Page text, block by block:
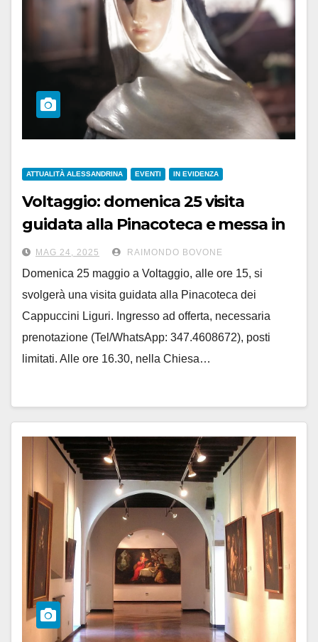
ATTUALITÀ ALESSANDRINA EVENTI IN EVIDENZA
Voltaggio: domenica 25 visita
guidata alla Pinacoteca e messa in
genovese per Santa Rita
MAG 24, 2025 RAIMONDO BOVONE
Domenica 25 maggio a Voltaggio, alle ore 15, si
svolgerà una visita guidata alla Pinacoteca dei
Cappuccini Liguri. Ingresso ad offerta, necessaria
prenotazione (Tel/WhatsApp: 347.4608672), posti
limitati. Alle ore 16.30, nella Chiesa…